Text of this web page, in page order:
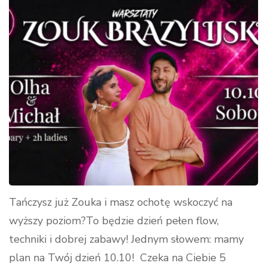
Tańczysz już Zouka i masz ochotę wskoczyć na
wyższy poziom?To będzie dzień pełen flow,
techniki i dobrej zabawy! Jednym słowem: mamy
plan na Twój dzień 10.10! Czeka na Ciebie 5